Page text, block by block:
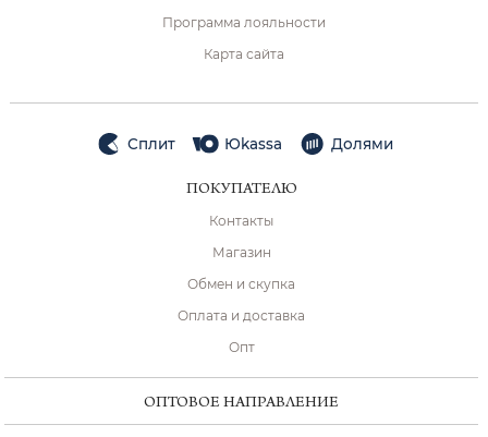
Программа лояльности
Карта сайта
Сплит Юkassa Долями
ПОКУПАТЕЛЮ
Контакты
Магазин
Обмен и скупка
Оплата и доставка
Опт
ОПТОВОЕ НАПРАВЛЕНИЕ